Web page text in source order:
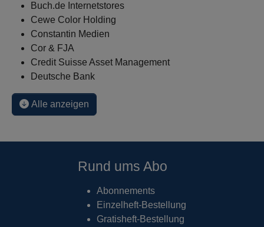
Buch.de Internetstores
Cewe Color Holding
Constantin Medien
Cor & FJA
Credit Suisse Asset Management
Deutsche Bank
Alle anzeigen
Rund ums Abo
Abonnements
Einzelheft-Bestellung
Gratisheft-Bestellung